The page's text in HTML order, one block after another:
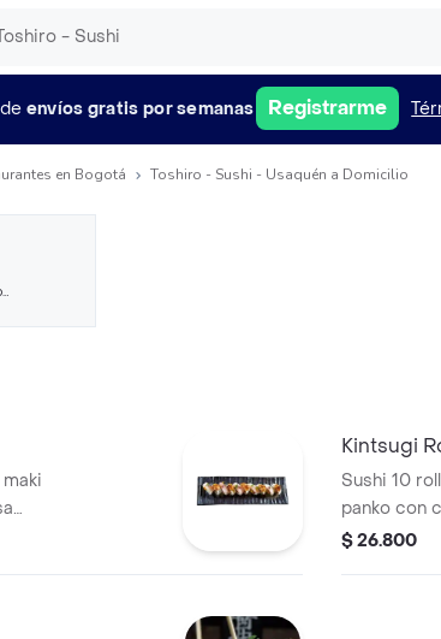
envíos gratis por semanas Registrarme
en Bogotá Toshiro - Sushi - Usaquén a Domicilio
Kintsugi
Sushi 10
panko con
aguacate.
$ 26.800